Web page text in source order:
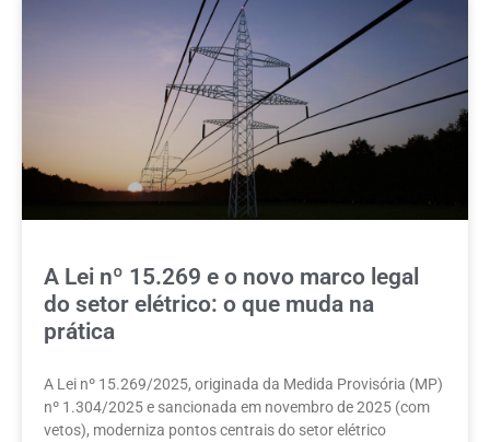
A Lei nº 15.269 e o novo marco legal
do setor elétrico: o que muda na
prática
A Lei nº 15.269/2025, originada da Medida Provisória (MP)
nº 1.304/2025 e sancionada em novembro de 2025 (com
vetos), moderniza pontos centrais do setor elétrico